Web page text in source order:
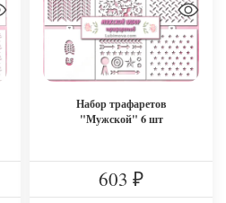
Набор трафаретов
"Мужской" 6 шт
603 ₽